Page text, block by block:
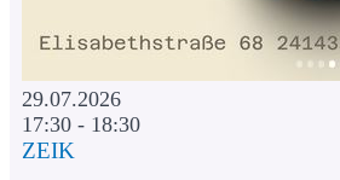
29.07.2026
17:30 - 18:30
ZEIK